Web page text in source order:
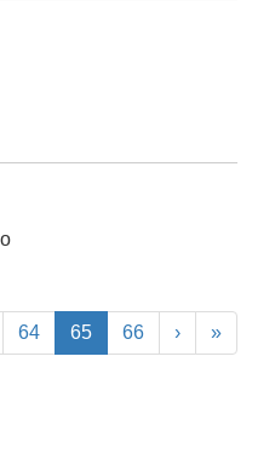
64 65 66 › »